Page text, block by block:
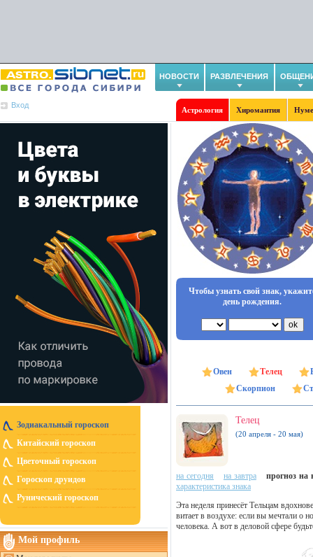
НОВОСТИ РАЗВЛЕЧЕНИЯ
Вход
Астрология Хиромантия
Зодиакальный гороскоп
Китайский гороскоп
Цветочный гороскоп
Гороскоп друидов
Рунический гороскоп
Мой профиль
Чтобы узнать свой знак,
день рождения.
Овен Телец
Скорпион
Телец
(20 апреля - 20 мая)
на сегодня на завтра
прогноз на
характеристика знака
Эта неделя принесёт Тельцам
витает в воздухе: если вы мечтали о
человека. А вот в деловой сфере